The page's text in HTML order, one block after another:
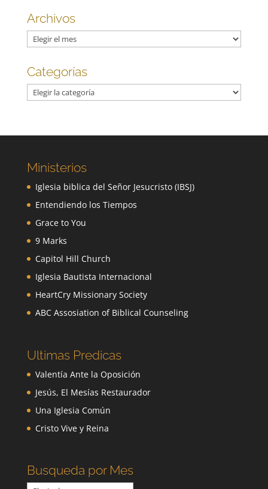
Archivos
Archivos
Categorías
Categorías
Ministerios
Iglesia biblica del Señor Jesucristo (IBSJ)
Entendiendo los Tiempos
Grace to You
9 Marks
Capitol Hill Church
Iglesia Bautista Internacional
HeartCry Missionary Society
ABC Assosiation of Biblical Counseling
Ultimas Predicas
Valentía Ante la Oposición
Jesús, El Mesías Restaurador
Una Iglesia Común
Cristo Vive y Reina
Busqueda por Mes